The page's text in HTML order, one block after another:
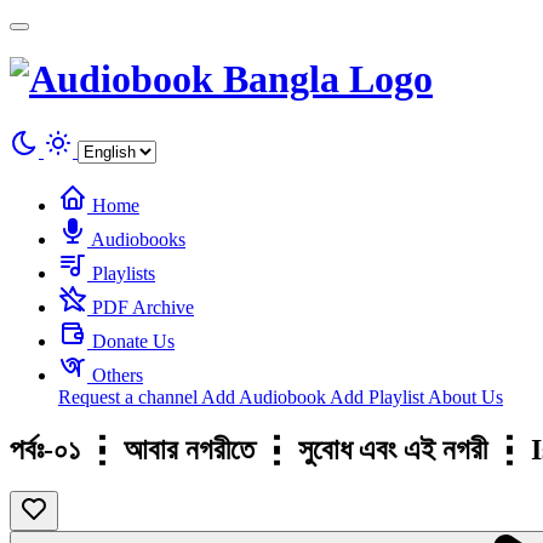
Home
Audiobooks
Playlists
PDF Archive
Donate Us
Others
Request a channel Add Audiobook Add Playlist About Us
পর্বঃ-০১ ┇ আবার নগরীতে ┇ সুবোধ এবং এই